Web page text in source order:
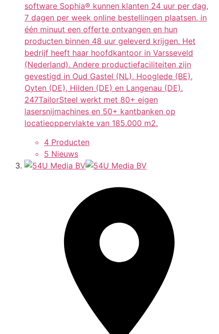
software Sophia® kunnen klanten 24 uur per dag,
7 dagen per week online bestellingen plaatsen, in
één minuut een offerte ontvangen en hun
producten binnen 48 uur geleverd krijgen. Het
bedrijf heeft haar hoofdkantoor in Varsseveld
(Nederland). Andere productiefaciliteiten zijn
gevestigd in Oud Gastel (NL), Hooglede (BE),
Oyten (DE), Hilden (DE) en Langenau (DE).
247TailorSteel werkt met 80+ eigen
lasersnijmachines en 50+ kantbanken op
locatieoppervlakte van 185.000 m2.
4 Producten
5 Nieuws